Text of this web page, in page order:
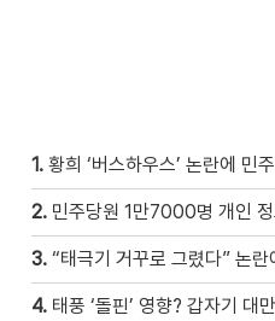
1. 황희 ‘버스하우스’ 논란에 민
2. 민주당원 1만7000명 개인
3. “태극기 거꾸로 그렸다” 논
4. 태풍 ‘돌핀’ 영향? 갑자기 대만 북부 뒤덮은